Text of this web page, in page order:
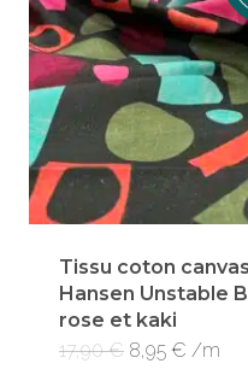
Tissu coton
Hansen Unstable
rose et kaki
17,90€ Le
prix
8,95 € Le
/m